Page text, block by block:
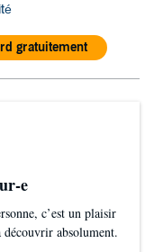
gratuitement
e
c’est un plaisir
absolument.